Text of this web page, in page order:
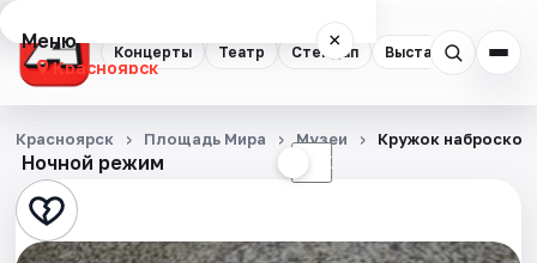
Концерты Театр Стендап Выставки
Меню ×
Красноярск
Концерты
Театр
Стендап
Ночной режим ☾
Красноярск Площадь Мира Музеи Кружок набросков